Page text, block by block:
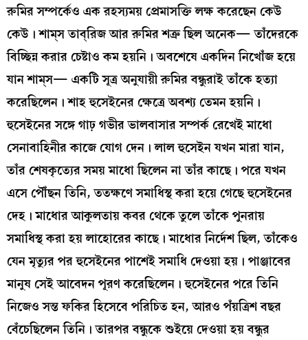
রুমির সম্পর্কেও এক রহস্যময় প্রেমাসক্তি লক্ষ করেছেন কেউ
কেউ। শাম্‌স তাব্‌রিজ আর রুমির শত্রু ছিল অনেক— তাঁদেরকে
বিচ্ছিন্ন করার চেষ্টাও কম হয়নি। অবশেষে একদিন নিখোঁজ হয়ে
যান শাম্‌স— একটি সূত্র অনুযায়ী রুমির বন্ধুরাই তাঁকে হত্যা
করেছিলেন। শাহ হুসেইনের ক্ষেত্রে অবশ্য তেমন হয়নি।
হুসেইনের সঙ্গে গাঢ় গভীর ভালবাসার সম্পর্ক রেখেই মাধো
সেনাবাহিনীর কাজে যোগ দেন। লাল হুসেইন যখন মারা যান,
তাঁর শেষকৃত্যের সময় মাধো ছিলেন না তাঁর কাছে। পরে যখন
এসে পৌঁছন তিনি, ততক্ষণে সমাধিস্থ করা হয়ে গেছে হুসেইনের
দেহ। মাধোর আকুলতায় কবর থেকে তুলে তাঁকে পুনরায়
সমাধিস্থ করা হয় লাহোরের কাছে। মাধোর নির্দেশ ছিল, তাঁকেও
যেন মৃত্যুর পর হুসেইনের পাশেই সমাধি দেওয়া হয়। পাঞ্জাবের
মানুষ সেই আবেদন পূরণ করেছিলেন। হুসেইনের পরে তিনি
নিজেও সন্ত ফকির হিসেবে পরিচিত হন, আরও পঁয়ত্রিশ বছর
বেঁচেছিলেন তিনি। তারপর বন্ধুকে শুইয়ে দেওয়া হয় বন্ধুর